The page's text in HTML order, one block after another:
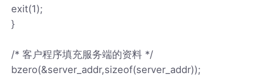
exit(1);
}
/* 客户程序填充服务端的资料 */
bzero(&server_addr,sizeof(server_addr));